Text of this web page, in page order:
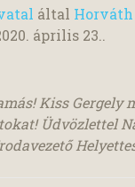
által Horváth
április 23..
Kiss Gergely
Üdvözlettel